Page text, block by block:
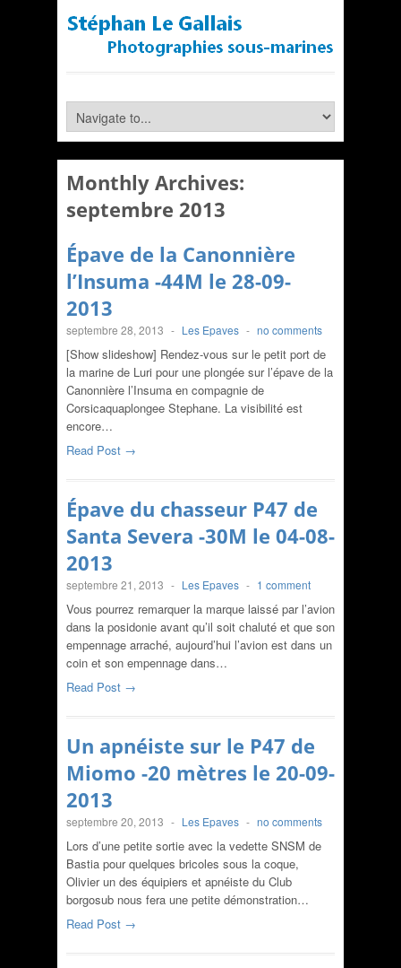
Monthly Archives:
septembre 2013
Épave de la Canonnière
l’Insuma -44M le 28-09-
2013
septembre 28, 2013 - Les Epaves - no comments
[Show slideshow] Rendez-vous sur le petit port de
la marine de Luri pour une plongée sur l’épave de la
Canonnière l’Insuma en compagnie de
Corsicaquaplongee Stephane. La visibilité est
encore…
Read Post →
Épave du chasseur P47 de
Santa Severa -30M le 04-08-
2013
septembre 21, 2013 - Les Epaves - 1 comment
Vous pourrez remarquer la marque laissé par l’avion
dans la posidonie avant qu’il soit chaluté et que son
empennage arraché, aujourd’hui l’avion est dans un
coin et son empennage dans…
Read Post →
Un apnéiste sur le P47 de
Miomo -20 mètres le 20-09-
2013
septembre 20, 2013 - Les Epaves - no comments
Lors d’une petite sortie avec la vedette SNSM de
Bastia pour quelques bricoles sous la coque,
Olivier un des équipiers et apnéiste du Club
borgosub nous fera une petite démonstration…
Read Post →